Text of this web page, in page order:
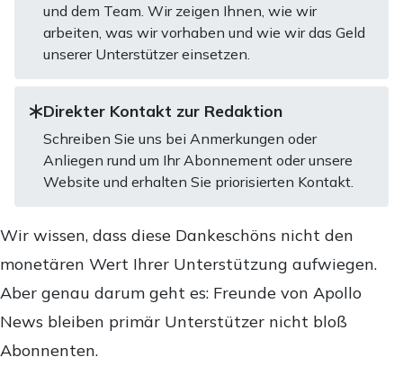
und dem Team. Wir zeigen Ihnen, wie wir
arbeiten, was wir vorhaben und wie wir das Geld
unserer Unterstützer einsetzen.
Direkter Kontakt zur Redaktion
Schreiben Sie uns bei Anmerkungen oder
Anliegen rund um Ihr Abonnement oder unsere
Website und erhalten Sie priorisierten Kontakt.
Wir wissen, dass diese Dankeschöns nicht den
monetären Wert Ihrer Unterstützung aufwiegen.
Aber genau darum geht es: Freunde von Apollo
News bleiben primär Unterstützer nicht bloß
Abonnenten.